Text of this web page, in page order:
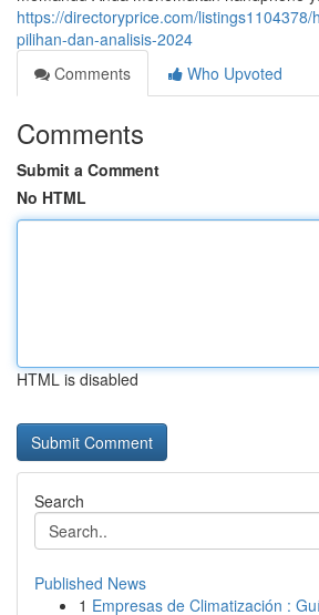
https://directoryprice.com/
pilihan-dan-analisis-2024
Comments
Who Upvoted
Comments
Submit a Comment
No HTML
HTML is disabled
Search
Published News
1 Empresas de Climatización :